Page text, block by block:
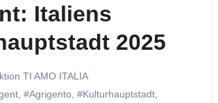
Italiens
2025
TI AMO ITALIA
, #Agrigento, #Kulturhauptstadt,